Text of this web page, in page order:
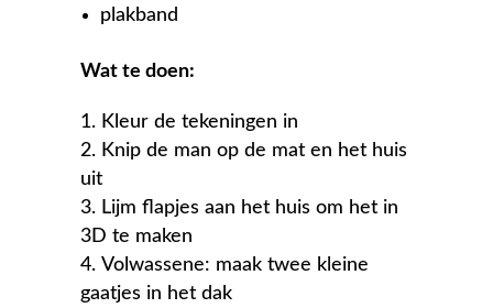
plakband
Wat te doen:
Kleur de tekeningen in
Knip de man op de mat en het huis
uit
Lijm flapjes aan het huis om het in
3D te maken
Volwassene: maak twee kleine
gaatjes in het dak